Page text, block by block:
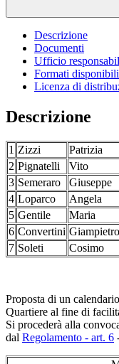
Descrizione
Documenti
Ufficio
Formati disponibili
Licenza di
Descrizione
1 Zizzi
Patrizia
2 Pignatelli
Vito
3 Semeraro
Giuseppe
4 Loparco
Angela
5 Gentile
Maria
6 Convertini Giampietro
7 Soleti Cosimo
Proposta di un
Quartiere al fine di
Si procederà alla
dal Regolamento - art. 6